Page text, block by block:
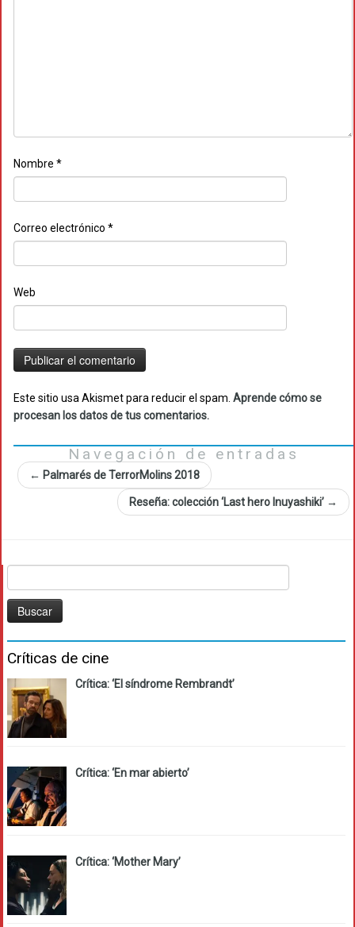
Nombre *
Correo electrónico *
Web
Este sitio usa Akismet para reducir el spam. Aprende cómo se
procesan los datos de tus comentarios.
Navegación de entradas
← Palmarés de TerrorMolins 2018
Reseña: colección ‘Last hero Inuyashiki’ →
Críticas de cine
Crítica: ‘El síndrome Rembrandt’
Crítica: ‘En mar abierto’
Crítica: ‘Mother Mary’